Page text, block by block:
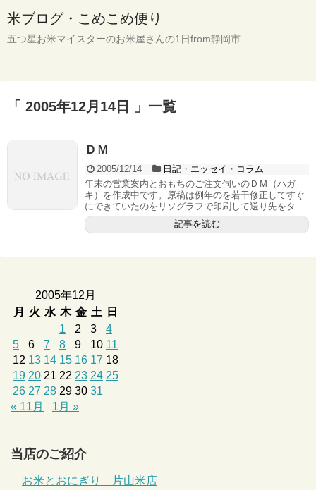
米ブログ・こめこめ便り
五つ星お米マイスターのお米屋さんの1日from静岡市
「 2005年12月14日 」一覧
ＤＭ
2005/12/14
日記・エッセイ・コラム
年末の営業案内とおもちのご注文伺いのＤＭ（ハガ
キ）を作成中です。原稿は例年のを若干修正してすぐ
にできていたのをリソグラフで印刷して送り先をタ...
記事を読む
2005年12月
月
火 水 木 金 土
日
1
2 3
4
5
6 7 8 9 10 11
12 13 14 15 16 17 18
19 20 21 22 23 24 25
26 27 28 29 30 31
« 11月
1月 »
当店のご紹介
お米とおにぎり 片山米店